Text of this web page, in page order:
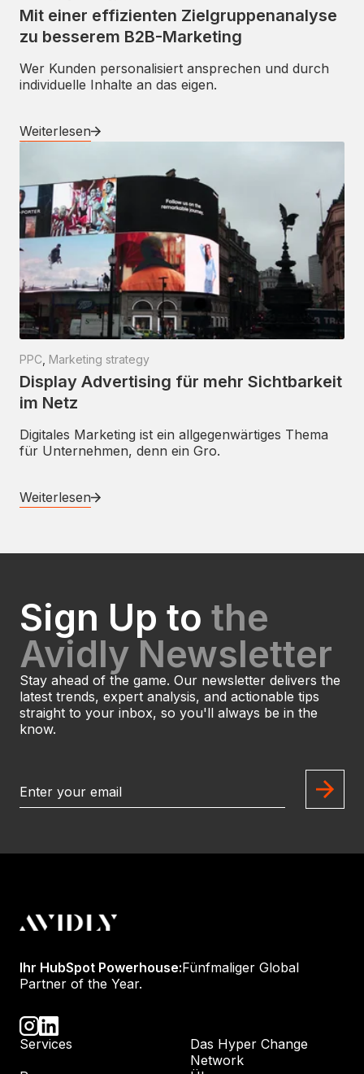
Mit einer effizienten Zielgruppenanalyse
zu besserem B2B-Marketing
Wer Kunden personalisiert ansprechen und durch
individuelle Inhalte an das eigen.
Weiterlesen
PPC Marketing strategy
Display Advertising für mehr Sichtbarkeit
im Netz
Digitales Marketing ist ein allgegenwärtiges Thema
für Unternehmen, denn ein Gro.
Weiterlesen
Sign Up to the
Avidly Newsletter
Stay ahead of the game. Our newsletter delivers the
latest trends, expert analysis, and actionable tips
straight to your inbox, so you'll always be in the
know.
Ihr HubSpot Powerhouse:Fünfmaliger Global
Partner of the Year.
Services
Das Hyper Change
Network